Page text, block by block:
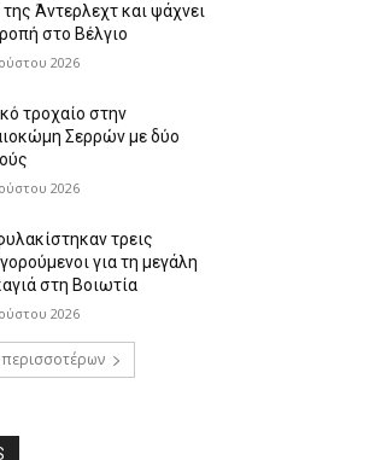
Άντερλεχτ και ψάχνει
στο Βέλγιο
2026
τροχαίο στην
Σερρών με δύο
2026
τρεις
για τη μεγάλη
στη Βοιωτία
2026